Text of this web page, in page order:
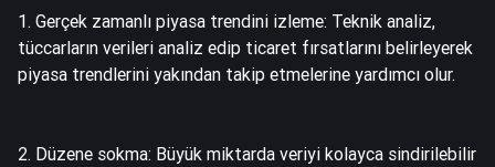
1. Gerçek zamanlı piyasa trendini izleme: Teknik analiz,
tüccarların verileri analiz edip ticaret fırsatlarını belirleyerek
piyasa trendlerini yakından takip etmelerine yardımcı olur.
2. Düzene sokma: Büyük miktarda veriyi kolayca sindirilebilir